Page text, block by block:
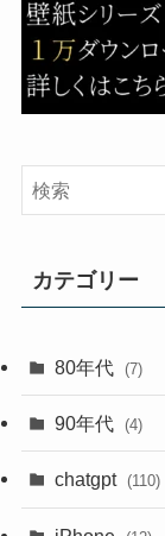
カテゴリー
80年代 (7)
90年代 (4)
chatgpt (110)